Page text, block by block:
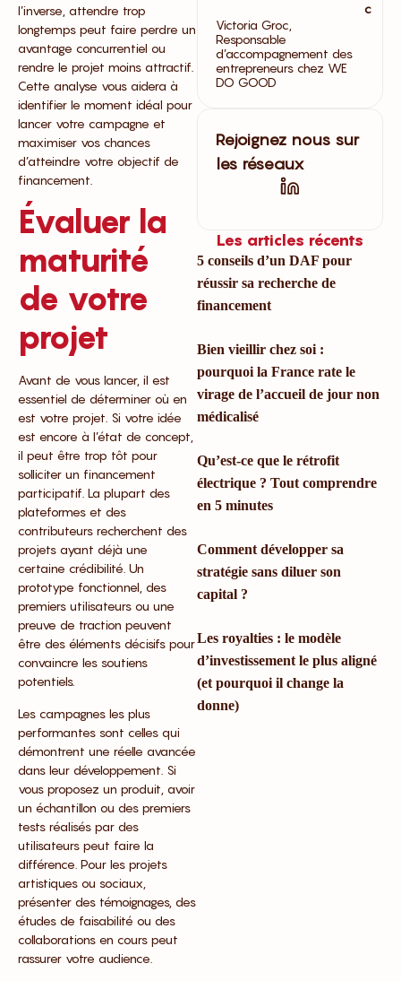
l’inverse, attendre trop
longtemps peut faire perdre un
avantage concurrentiel ou
rendre le projet moins attractif.
Cette analyse vous aidera à
identifier le moment idéal pour
lancer votre campagne et
maximiser vos chances
d’atteindre votre objectif de
financement.
Évaluer la
maturité
de votre
projet
Avant de vous lancer, il est
essentiel de déterminer où en
est votre projet. Si votre idée
est encore à l’état de concept,
il peut être trop tôt pour
solliciter un financement
participatif. La plupart des
plateformes et des
contributeurs recherchent des
projets ayant déjà une
certaine crédibilité. Un
prototype fonctionnel, des
premiers utilisateurs ou une
preuve de traction peuvent
être des éléments décisifs pour
convaincre les soutiens
potentiels.
Les campagnes les plus
performantes sont celles qui
démontrent une réelle avancée
dans leur développement. Si
vous proposez un produit, avoir
un échantillon ou des premiers
tests réalisés par des
utilisateurs peut faire la
différence. Pour les projets
artistiques ou sociaux,
présenter des témoignages, des
études de faisabilité ou des
collaborations en cours peut
rassurer votre audience.
c
Victoria Groc,
Responsable
d’accompagnement des
entrepreneurs chez WE
DO GOOD
Rejoignez nous sur
les réseaux
Les articles récents
5 conseils d’un DAF pour
réussir sa recherche de
financement
Bien vieillir chez soi :
pourquoi la France rate le
virage de l’accueil de jour non
médicalisé
Qu’est-ce que le rétrofit
électrique ? Tout comprendre
en 5 minutes
Comment développer sa
stratégie sans diluer son
capital ?
Les royalties : le modèle
d’investissement le plus aligné
(et pourquoi il change la
donne)